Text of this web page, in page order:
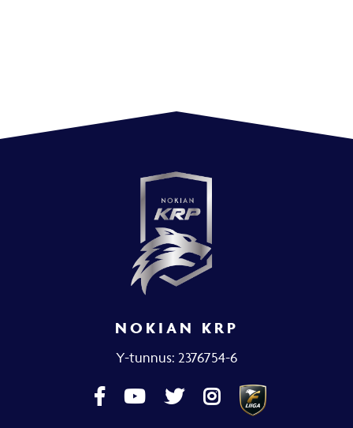
NOKIAN KRP
Y-tunnus: 2376754-6